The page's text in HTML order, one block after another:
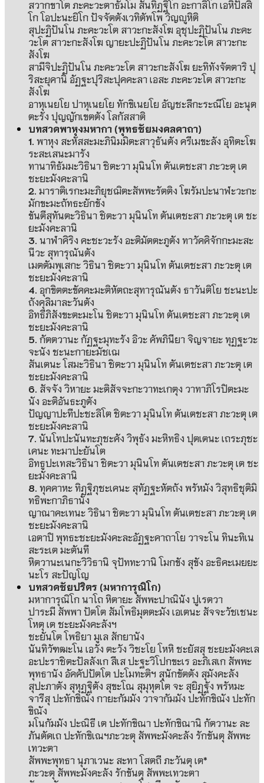
สวากขาโต ภะคะวะตาธัมโม สันทิฏฐิโก อะกาลิโก เอหิปัสสิ
โก โอปะนะยิโก ปัจจัตตังเวทิตัพโพ วิญญูหิติ
สุปะฏิปันโน ภะคะวะโต สาวะกะสังโฆ อุชุปะฏิปันโน ภะคะ
วะโต สาวะกะสังโฆ ญายะปะฏิปันโน ภะคะวะโต สาวะกะ
สังโฆ
สามีจิปะฏิปันโน ภะคะวะโต สาวะกะสังโฆ ยะทิทังจัตตาริ ปุ
ริสะยุคานิ อัฏฐะปุริสะปุคคะลา เอสะ ภะคะวะโต สาวะกะ
สังโฆ
อาหุเนยโย ปาหุเนยโย ทักขิเนยโย อัญชะลีกะระณีโย อะนุต
ตะรัง ปุญญักเขตตัง โลกัสสาติ
บทสวดพาหุงมหากา (พุทธชัยมงคลคาถา)
1. พาหุง สะหัสสะมะภินิมมิตะสาวุธันตัง ครีเมขะลัง อุทิตะโฆ
ระสะเสนะมารัง
ทานาทิธัมมะวิธินา ชิตะวา มุนินโท ตันเตชะสา ภะวะตุ เต
ชะยะมังคะลานิ
2. มาราติเรกะมะภิยุชฌิตะสัพพะรัตติง โฆรัมปะนาฬะวะกะ
มักขะมะถัทธะยักขัง
ขันตีสุทันตะวิธินา ชิตะวา มุนินโท ตันเตชะสา ภะวะตุ เต ชะ
ยะมังคะลานิ
3. นาฬาคิริง คะชะวะรัง อะติมัตตะภูตัง ทาวัคคิจักกะมะสะ
นีวะ สุทารุณันตัง
เมตตัมพุเสกะ วิธินา ชิตะวา มุนินโท ตันเตชะสา ภะวะตุ เต
ชะยะมังคะลานิ
4. อุกขิตตะขัคคะมะติหัตถะสุทารุณันตัง ธาวันติโย ชะนะปะ
ถังคุลิมาละวันตัง
อิทธีภิสังขะตะมะโน ชิตะวา มุนินโท ตันเตชะสา ภะวะตุ เต
ชะยะมังคะลานิ
5. กัตตวานะ กัฏฐะมุทะรัง อิวะ คัพภินียา จิญจายะ ทุฏฐะวะ
จะนัง ชะนะกายะมัชเฌ
สันเตนะ โสมะวิธินา ชิตะวา มุนินโท ตันเตชะสา ภะวะตุ เต
ชะยะมังคะลานิ
6. สัจจัง วิหายะ มะติสัจจะกะวาทะเกตุง วาทาภิโรปิตะมะ
นัง อะติอันธะภูตัง
ปัญญาปะทีปะชะลิโต ชิตะวา มุนินโท ตันเตชะสา ภะวะตุ เต
ชะยะมังคะลานิ
7. นันโทปะนันทะภุชะคัง วิพุธัง มะหิทธิง ปุตเตนะ เถระภุชะ
เคนะ ทะมาปะยันโต
อิทธูปะเทสะวิธินา ชิตะวา มุนินโท ตันเตชะสา ภะวะตุ เต ชะ
ยะมังคะลานิ
8. ทุคคาหะ ทิฏฐิภุชะเคนะ สุทัฏฐะหัตถัง พรัหมัง วิสุทธิชุติมิ
ทธิพะกาภิธานัง
ญาณาคะเทนะ วิธินา ชิตะวา มุนินโท ตันเตชะสา ภะวะตุ เต
ชะยะมังคะลานิ
เอตาปิ พุทธะชะยะมังคะละอัฏฐะคาถาโย วาจะโน ทินะทิเน
สะระเต มะตันที
หิตวานะเนกะวิวิธานิ จุปัททะวานิ โมกขัง สุขัง อะธิคะเมยยะ
นะโร สะปัญโญ
บทสวดชัยปริตร (มหาการุณิโก)
มหาการุณิโก นาโถ หิตายะ สัพพะปาณินัง ปูเรตวา
ปาระมี สัพพา ปัตโต สัมโพธิมุตตะมัง เอเตนะ สัจจะวัชเชนะ
โหตุ เต ชะยะมังคะลังฯ
ชะยันโต โพธิยา มูเล สักยานัง
นันทิวัฑฒะโน เอวัง ตะวัง วิชะโย โหหิ ชะยัสสุ ชะยะมังคะเล
อะปะราชิตะปัลลังเก สีเส ปะฐะวิโปกขะเร อะภิเสเก สัพพะ
พุทธานัง อัคคัปปัตโต ปะโมทะติฯ สุนักขัตตัง สุมังคะลัง
สุปะภาตัง สุหุฏฐิตัง สุขะโณ สุมุหุตโต จะ สุยิฏฐัง พรัหมะ
จารีสุ ปะทักขิณัง กายะกัมมัง วาจากัมมัง ปะทักขิณัง ปะทัก
ขิณัง
มโนกัมมัง ปะณิธี เต ปะทักขิณา ปะทักขิณานิ กัตวานะ ละ
ภันตัดเถ ปะทักขิเณฯภะวะตุ สัพพะมังคะลัง รักขันตุ สัพพะ
เทวะตา
สัพพะพุทธา นุภาเวนะ สะทา โสตถี ภะวันตุ เต*
ภะวะตุ สัพพะมังคะลัง รักขันตุ สัพพะเทวะตา